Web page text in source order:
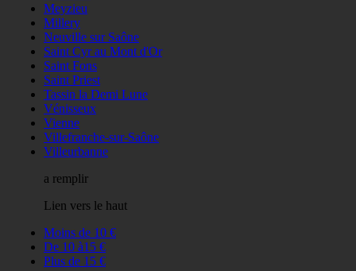
Meyzieu
Millery
Neuville sur Saône
Saint Cyr au Mont d'Or
Saint Fons
Saint Priest
Tassin la Demi Lune
Vénisseux
Vienne
Villefranche-sur-Saône
Villeurbanne
a remplir
Lien vers le haut
Moins de 10 €
De 10 à15 €
Plus de 15 €